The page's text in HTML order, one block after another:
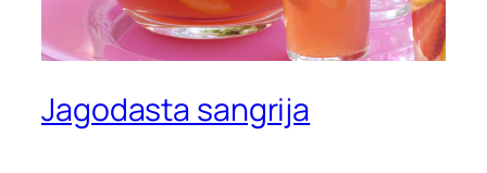
Jagodasta sangrija